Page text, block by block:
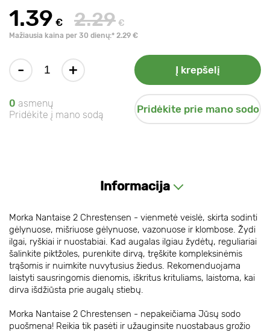
1.39 € 2.29 €
Mažiausia kaina per 30 dienų:* 2.29 €
- + Į krepšelį
0 asmenų
Pridėkite į mano sodą
Pridėkite prie mano sodo
Informacija
Morka Nantaise 2 Chrestensen - vienmetė veislė, skirta sodinti
gėlynuose, mišriuose gėlynuose, vazonuose ir klombose. Žydi
ilgai, ryškiai ir nuostabiai. Kad augalas ilgiau žydėtų, reguliariai
šalinkite piktžoles, purenkite dirvą, tręškite kompleksinėmis
trąšomis ir nuimkite nuvytusius žiedus. Rekomenduojama
laistyti sausringomis dienomis, iškritus krituliams, laistoma, kai
dirva išdžiūsta prie augalų stiebų.
Morka Nantaise 2 Chrestensen - nepakeičiama Jūsų sodo
puošmena! Reikia tik pasėti ir užauginsite nuostabaus grožio